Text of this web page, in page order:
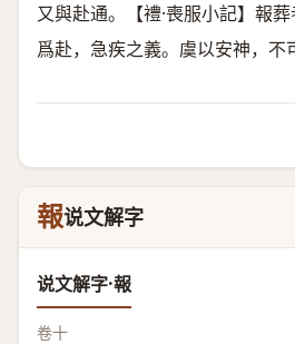
又與赴通。【禮·喪服小記】報
爲赴，急疾之義。虞以安神，
報说文解字
说文解字·報
卷十